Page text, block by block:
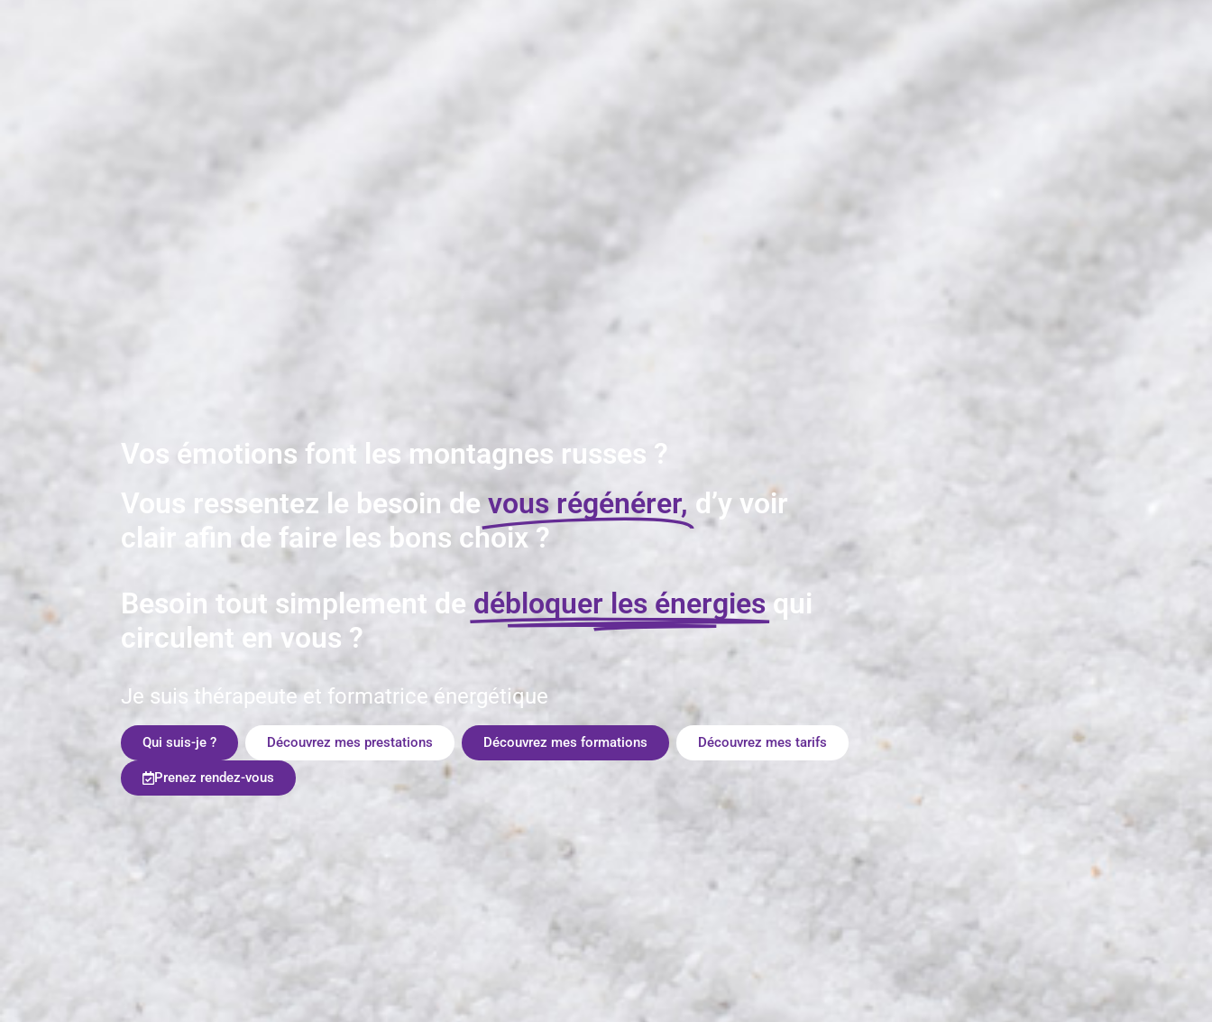
Vos émotions font les montagnes russes ?
Vous ressentez le besoin de vous régénérer, d’y voir
clair afin de faire les bons choix ?
Besoin tout simplement de débloquer les énergies qui
circulent en vous ?
Je suis thérapeute et formatrice énergétique
Qui suis-je ? Découvrez mes prestations Découvrez mes formations Découvrez mes tarifs
Prenez rendez-vous